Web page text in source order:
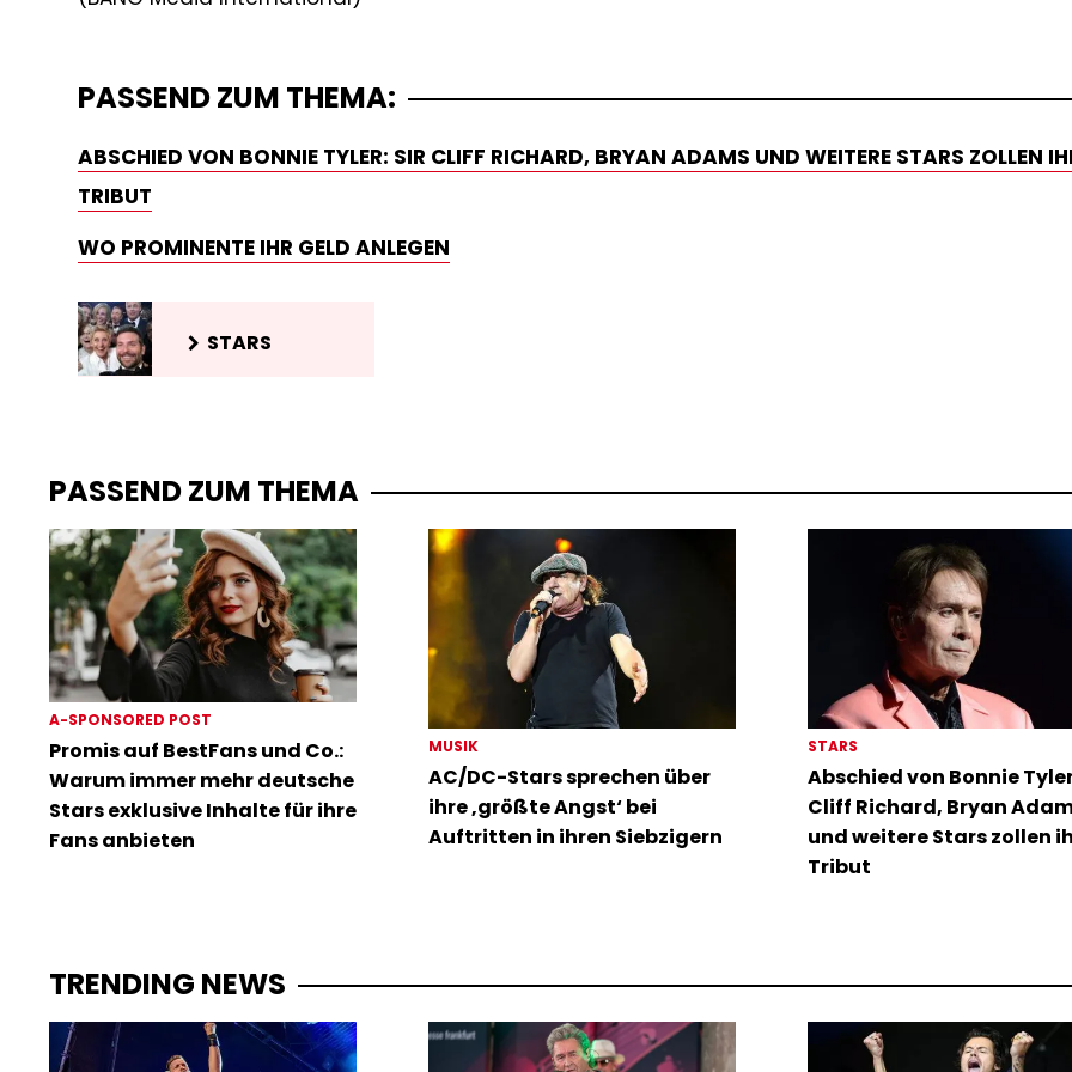
PASSEND ZUM THEMA:
ABSCHIED VON BONNIE TYLER: SIR CLIFF RICHARD, BRYAN ADAMS UND WEITERE STARS ZOLLEN
TRIBUT
WO PROMINENTE IHR GELD ANLEGEN
STARS
PASSEND ZUM THEMA
A-SPONSORED POST
Promis auf BestFans und Co.:
Warum immer mehr deutsche
Stars exklusive Inhalte für ihre
Fans anbieten
MUSIK
AC/DC-Stars sprechen über
ihre ‚größte Angst‘ bei
Auftritten in ihren Siebzigern
STARS
Abschied von Bonnie
Cliff Richard, Bryan
und weitere Stars zollen
Tribut
TRENDING NEWS